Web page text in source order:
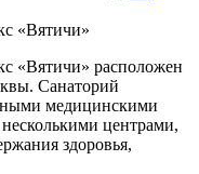
«Вятичи»
«Вятичи» расположен
Санаторий
медицинскими
центрами,
здоровья,